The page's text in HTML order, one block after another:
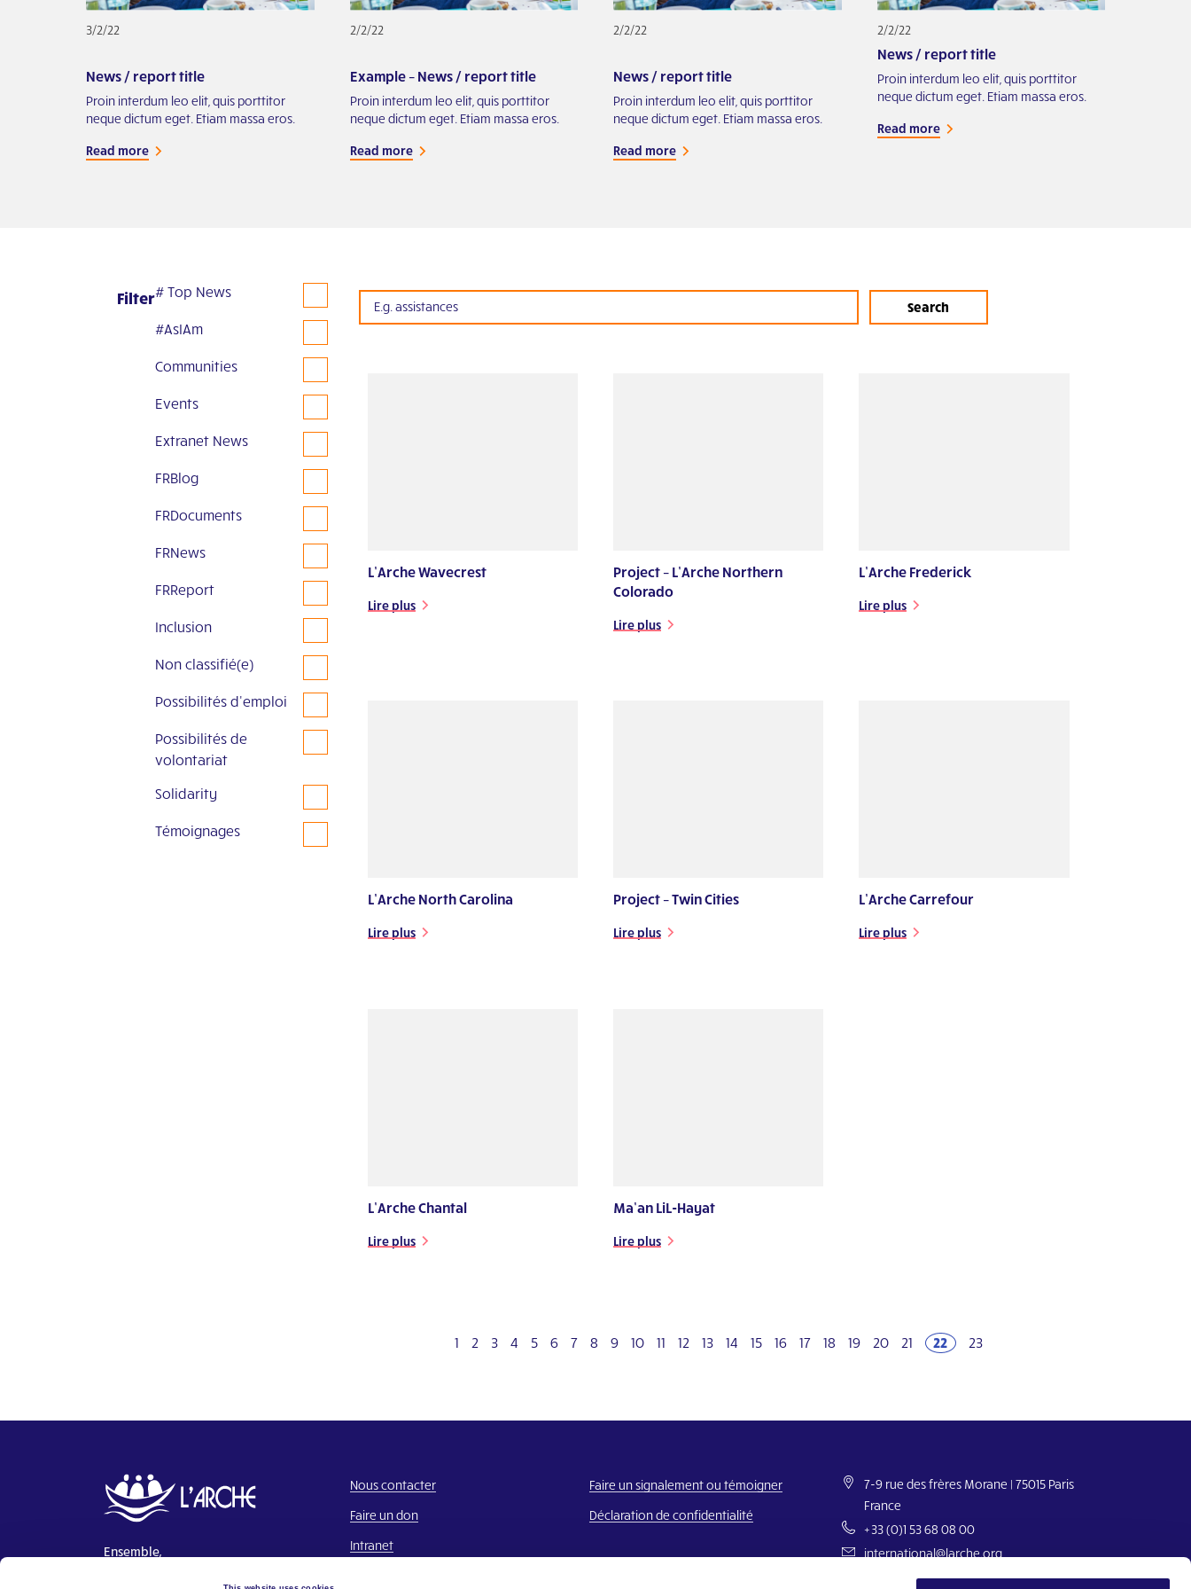
3/2/22
News / report title
Proin interdum leo elit, quis porttitor
neque dictum eget. Etiam massa eros.
Read more
2/2/22
Example – News / report title
Proin interdum leo elit, quis porttitor
neque dictum eget. Etiam massa eros.
Read more
2/2/22
News / report title
Proin interdum leo elit, quis porttitor
neque dictum eget. Etiam massa eros.
Read more
2/2/22
News / report title
Proin interdum leo elit, quis porttitor
neque dictum eget. Etiam massa eros.
Read more
Filter# Top News
#AsIAm
Communities
Events
Extranet News
FRBlog
FRDocuments
FRNews
FRReport
Inclusion
Non classifié(e)
Possibilités d'emploi
Possibilités de
volontariat
Solidarity
Témoignages
L’Arche Wavecrest
Lire plus
Project – L’Arche Northern
Colorado
Lire plus
L’Arche Frederick
Lire plus
L’Arche North Carolina
Lire plus
Project – Twin Cities
Lire plus
L’Arche Carrefour
Lire plus
L’Arche Chantal
Lire plus
Ma’an LiL-Hayat
Lire plus
Previous
1 2 3 4 5 6 7 8 9 10 11 12 13 14 15 16 17 18 19 20 21 22 23
Ensemble,
Nous contacter
Faire un don
Intranet
Faire un signalement ou témoigner
Déclaration de confidentialité
7-9 rue des frères Morane | 75015 Paris
France
+33 (0)1 53 68 08 00
international@larche.org